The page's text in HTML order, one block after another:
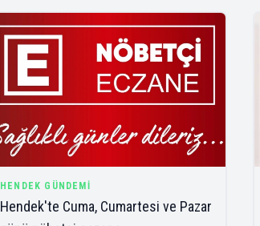
HENDEK GÜNDEMI
Hendek'te Cuma, Cumartesi ve Pazar